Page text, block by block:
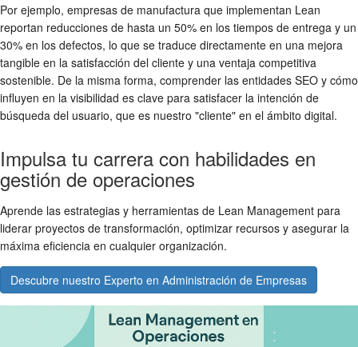
Por ejemplo, empresas de manufactura que implementan Lean
reportan reducciones de hasta un 50% en los tiempos de entrega y un
30% en los defectos, lo que se traduce directamente en una mejora
tangible en la satisfacción del cliente y una ventaja competitiva
sostenible. De la misma forma, comprender las entidades SEO y cómo
influyen en la visibilidad es clave para satisfacer la intención de
búsqueda del usuario, que es nuestro "cliente" en el ámbito digital.
Impulsa tu carrera con habilidades en
gestión de operaciones
Aprende las estrategias y herramientas de Lean Management para
liderar proyectos de transformación, optimizar recursos y asegurar la
máxima eficiencia en cualquier organización.
Descubre nuestro Experto en Administración de Empresas